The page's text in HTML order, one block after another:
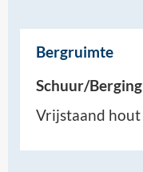
Bergruimte
Schuur/Berging
Vrijstaand hout